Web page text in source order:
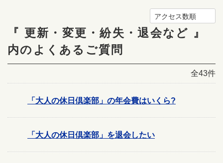
アクセス数順
『 更新・変更・紛失・退会など 』
内のよくあるご質問
全43件
「大人の休日倶楽部」の年会費はいくら?
「大人の休日倶楽部」を退会したい